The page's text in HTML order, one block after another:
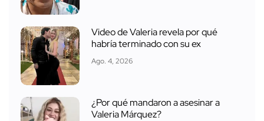
Video de Valeria revela por qué
habría terminado con su ex
Ago. 4, 2026
¿Por qué mandaron a asesinar a
Valeria Márquez?